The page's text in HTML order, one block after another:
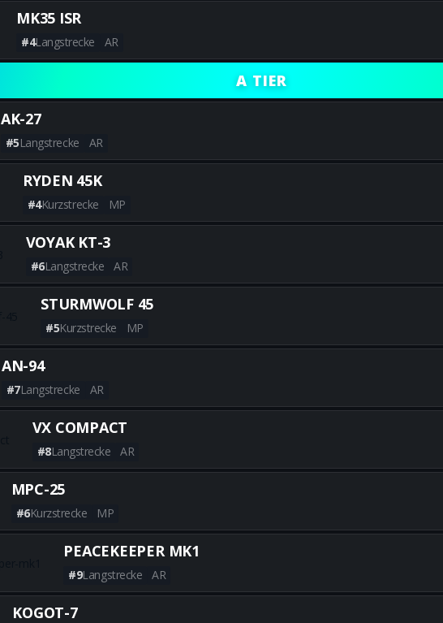
Alle besten REV-46-Builds
MK35 ISR
#4Langstrecke
AR
Alle besten MK35 ISR-Builds
A TIER
AK-27
#5Langstrecke
AR
Alle besten AK-27-Builds
RYDEN 45K
#4Kurzstrecke
MP
Alle besten RYDEN 45K-
VOYAK KT-3
#6Langstrecke
AR
Alle besten VOYAK KT-3-
STURMWOLF 45
#5Kurzstrecke
MP
Alle besten STURMWOLF 45-
AN-94
#7Langstrecke
AR
Alle besten AN-94-Builds
VX COMPACT
#8Langstrecke
AR
Alle besten VX COMPACT-
MPC-25
#6Kurzstrecke
MP
Alle besten MPC-25-Builds
PEACEKEEPER MK1
#9Langstrecke
AR
Alle besten PEACEKEEPER
KOGOT-7